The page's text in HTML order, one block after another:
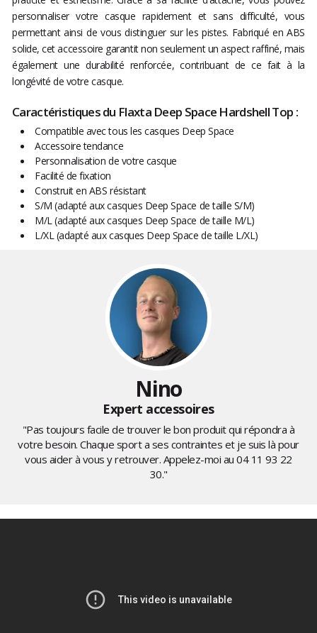
personnaliser votre casque rapidement et sans difficulté, vous
permettant ainsi de vous distinguer sur les pistes. Fabriqué en ABS
solide, cet accessoire garantit non seulement un aspect raffiné, mais
également une durabilité renforcée, contribuant de ce fait à la
longévité de votre casque.
Caractéristiques du Flaxta Deep Space Hardshell Top :
Compatible avec tous les casques Deep Space
Accessoire tendance
Personnalisation de votre casque
Facilité de fixation
Construit en ABS résistant
S/M (adapté aux casques Deep Space de taille S/M)
M/L (adapté aux casques Deep Space de taille M/L)
L/XL (adapté aux casques Deep Space de taille L/XL)
Nino
Expert accessoires
"Pas toujours facile de trouver le bon produit qui répondra à
votre besoin. Chaque sport a ses contraintes et je suis là pour
vous aider à vous y retrouver. Appelez-moi au04 11 93 22
30."